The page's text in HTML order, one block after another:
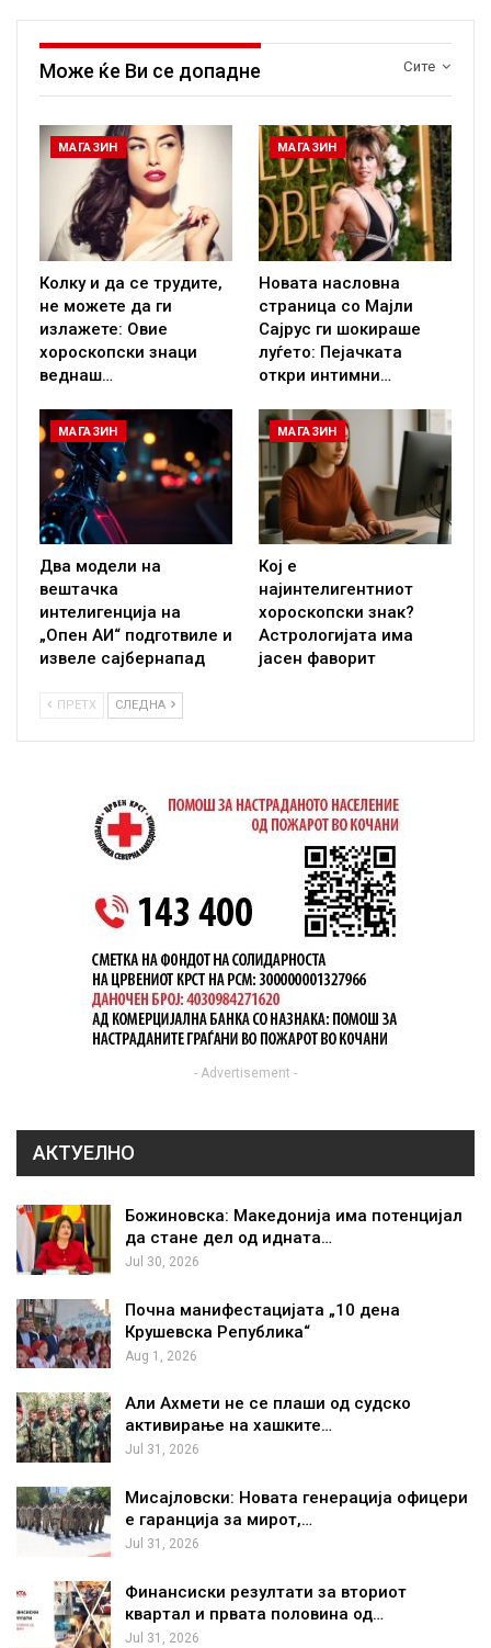
Сите
Може ќе Ви се допадне
МАГАЗИН
Колку и да се трудите,
не можете да ги
излажете: Овие
хороскопски знаци
веднаш…
МАГАЗИН
Новата насловна
страница со Мајли
Сајрус ги шокираше
луѓето: Пејачката
откри интимни…
МАГАЗИН
Два модели на
вештачка
интелигенција на
„Опен АИ“ подготвиле и
извеле сајбернапад
МАГАЗИН
Кој е
најинтелигентниот
хороскопски знак?
Астрологијата има
јасен фаворит
ПРЕТХ СЛЕДНА
- Advertisement -
АКТУЕЛНО
Божиновска: Македонија има потенцијал
да стане дел од идната…
Jul 30, 2026
Почна манифестацијата „10 дена
Крушевска Република“
Aug 1, 2026
Али Ахмети не се плаши од судско
активирање на хашките…
Jul 31, 2026
Мисајловски: Новата генерација офицери
е гаранција за мирот,…
Jul 31, 2026
Финансиски резултати за вториот
квартал и првата половина од…
Jul 31, 2026